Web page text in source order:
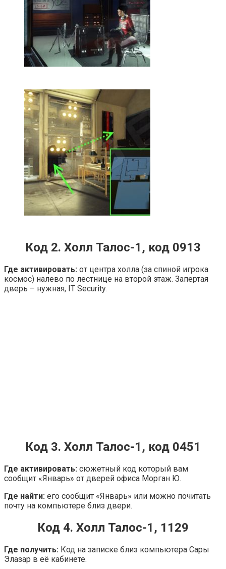
Код 2. Холл Талос-1, код 0913
Где активировать: от центра холла (за спиной игрока
космос) налево по лестнице на второй этаж. Запертая
дверь – нужная, IT Security.
Код 3. Холл Талос-1, код 0451
Где активировать: сюжетный код который вам
сообщит «Январь» от дверей офиса Морган Ю.
Где найти: его сообщит «Январь» или можно почитать
почту на компьютере близ двери.
Код 4. Холл Талос-1, 1129
Где получить: Код на записке близ компьютера Сары
Элазар в её кабинете.